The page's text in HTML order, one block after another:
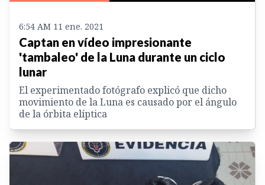
6:54 AM 11 ene. 2021
Captan en vídeo impresionante
'tambaleo' de la Luna durante un ciclo
lunar
El experimentado fotógrafo explicó que dicho
movimiento de la Luna es causado por el ángulo
de la órbita elíptica